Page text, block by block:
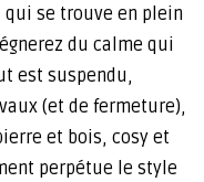
se trouve en plein
du calme qui
est suspendu,
(et de fermeture),
et bois, cosy et
perpétue le style